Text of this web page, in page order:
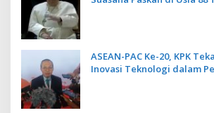
ASEAN-PAC Ke-20, KPK
Inovasi Teknologi dalam